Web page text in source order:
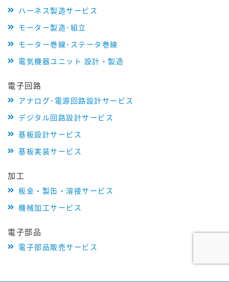
ハーネス製造サービス
モーター製造･組立
モーター巻線･ステータ巻線
電気機器ユニット 設計・製造
電子回路
アナログ･電源回路設計サービス
デジタル回路設計サービス
基板設計サービス
基板実装サービス
加工
板金・製缶・溶接サービス
機械加工サービス
電子部品
電子部品販売サービス